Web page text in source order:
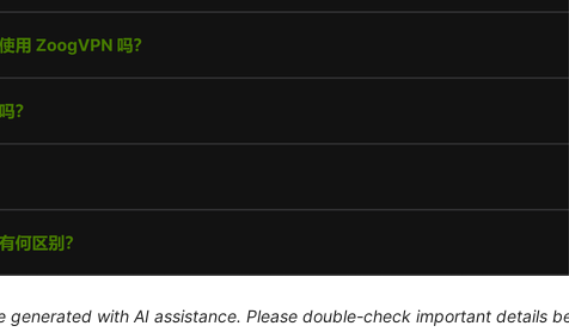
generated with AI assistance. Please double-check important details